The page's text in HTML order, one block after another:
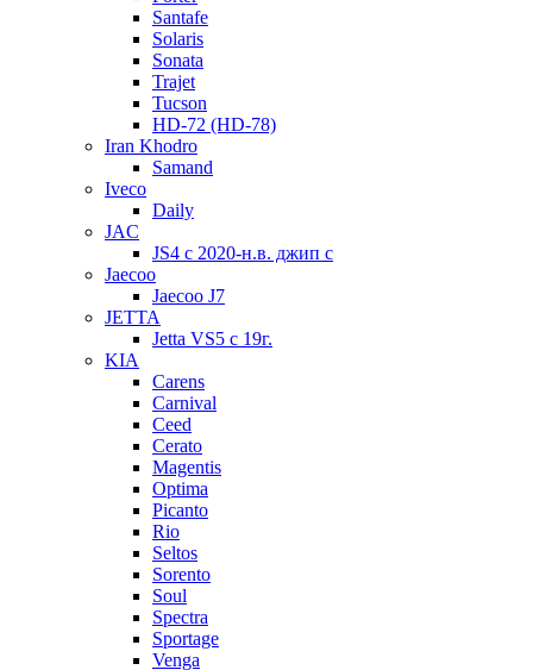
Santafe
Solaris
Sonata
Trajet
Tucson
HD-72 (HD-78)
Iran Khodro
Samand
Iveco
Daily
JAC
JS4 с 2020-н.в. джип с
Jaecoo
Jaecoo J7
JETTA
Jetta VS5 с 19г.
KIA
Carens
Carnival
Ceed
Cerato
Magentis
Optima
Picanto
Rio
Seltos
Sorento
Soul
Spectra
Sportage
Venga